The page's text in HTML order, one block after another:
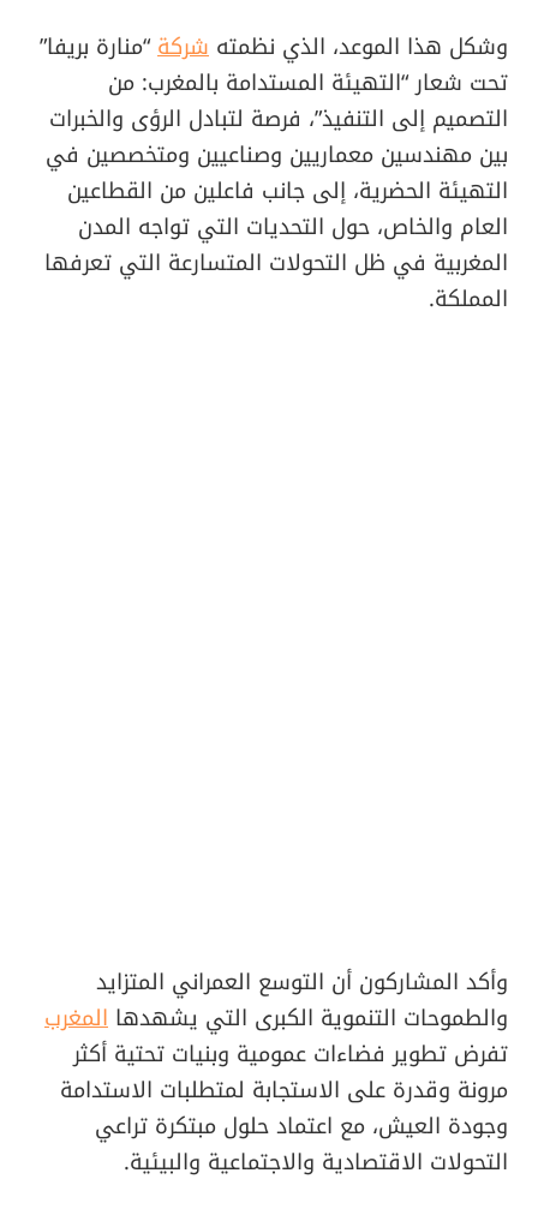
وشكل هذا الموعد، الذي نظمته شركة“منارة بريفا”
تحت شعار “التهيئة المستدامة بالمغرب: من
التصميم إلى التنفيذ”، فرصة لتبادل الرؤى والخبرات
بين مهندسين معماريين وصناعيين ومتخصصين في
التهيئة الحضرية، إلى جانب فاعلين من القطاعين
العام والخاص، حول التحديات التي تواجه المدن
المغربية في ظل التحولات المتسارعة التي تعرفها
المملكة.
وأكد المشاركون أن التوسع العمراني المتزايد
والطموحات التنموية الكبرى التي يشهدها المغرب
تفرض تطوير فضاءات عمومية وبنيات تحتية أكثر
مرونة وقدرة على الاستجابة لمتطلبات الاستدامة
وجودة العيش، مع اعتماد حلول مبتكرة تراعي
التحولات الاقتصادية والاجتماعية والبيئية.